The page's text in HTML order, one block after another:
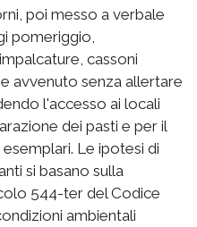
poi messo a verbale
pomeriggio,
cassoni
avvenuto senza allertare
l'accesso ai locali
dei pasti e per il
Le ipotesi di
si basano sulla
544-ter del Codice
ambientali